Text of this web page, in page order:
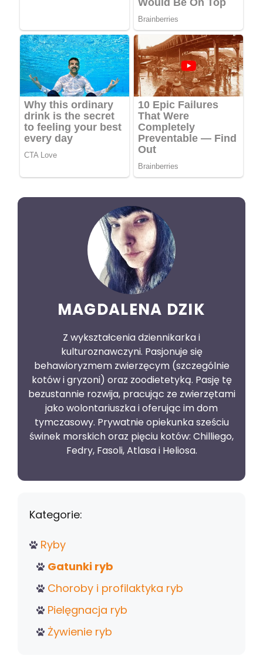
MAGDALENA DZIK
Z wykształcenia dziennikarka i
kulturoznawczyni. Pasjonuje się
behawioryzmem zwierzęcym (szczególnie
kotów i gryzoni) oraz zoodietetyką. Pasję tę
bezustannie rozwija, pracując ze zwierzętami
jako wolontariuszka i oferując im dom
tymczasowy. Prywatnie opiekunka sześciu
świnek morskich oraz pięciu kotów: Chilliego,
Fedry, Fasoli, Atlasa i Heliosa.
Kategorie:
Ryby
Gatunki ryb
Choroby i profilaktyka ryb
Pielęgnacja ryb
Żywienie ryb